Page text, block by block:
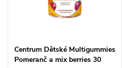
Centrum Dětské Multigummies
Pomeranč a mix berries 30